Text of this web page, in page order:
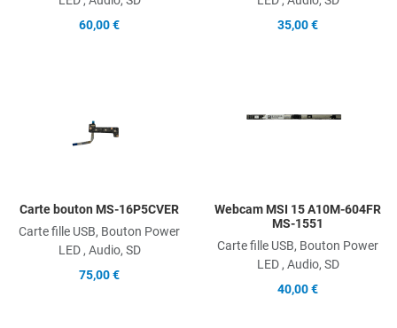
60,00 €
35,00 €
Add to Compare
Carte bouton MS-16P5CVER
Carte fille USB, Bouton Power
LED , Audio, SD
75,00 €
Webcam MSI 15 A10M-604FR
MS-1551
Carte fille USB, Bouton Power
LED , Audio, SD
40,00 €